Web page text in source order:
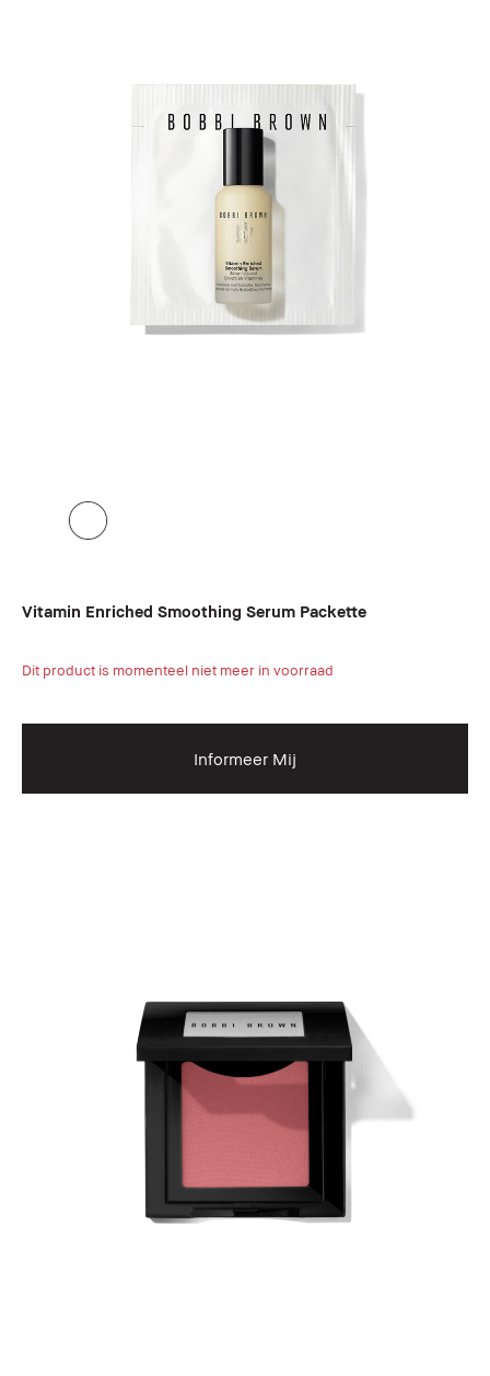
Vitamin Enriched Smoothing Serum Packette
Dit product is momenteel niet meer in voorraad
Informeer Mij